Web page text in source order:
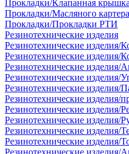
Прокладки/Клапанная крышка
Прокладки/Масляного картера
Прокладки/Прокладки РТИ
Резинотехнические изделия
Резинотехнические изделия/
Резинотехнические изделия/
Резинотехнические изделия/
Резинотехнические изделия/
Резинотехнические изделия/
Резинотехнические изделия/
Резинотехнические изделия/
Резинотехнические изделия/
Резинотехнические изделия/
Резинотехнические
Резинотехнические изделия/